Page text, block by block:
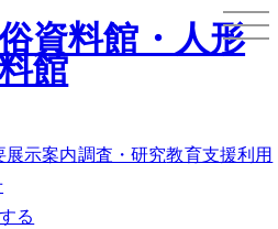
資料館・人形
館
展示案内調査・研究教育支援利用
る